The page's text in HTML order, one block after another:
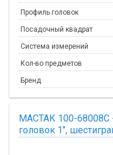
Профиль головок
Посадочный квадрат
Система измерений
Кол-во предметов
Бренд
МАСТАК 100-68008C
головок 1",